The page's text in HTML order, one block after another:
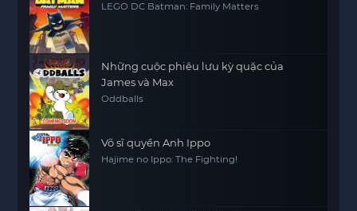
LEGO DC Batman: Family Matters
Những cuộc phiêu lưu kỳ quặc của
James và Max
Oddballs
Võ sĩ quyền Anh Ippo
Hajime no Ippo: The Fighting!